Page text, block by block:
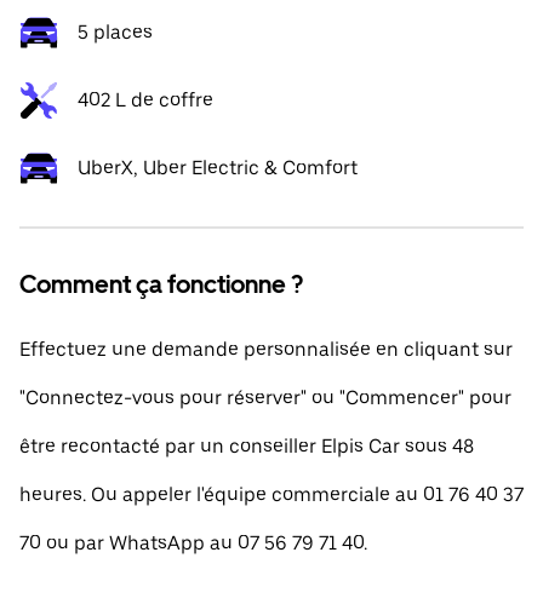
5 places
402 L de coffre
UberX, Uber Electric & Comfort
Comment ça fonctionne ?
Effectuez une demande personnalisée en cliquant sur
"Connectez-vous pour réserver" ou "Commencer" pour
être recontacté par un conseiller Elpis Car sous 48
heures. Ou appeler l'équipe commerciale au 01 76 40 37
70 ou par WhatsApp au 07 56 79 71 40.